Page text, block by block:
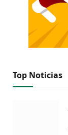
Top Noticias